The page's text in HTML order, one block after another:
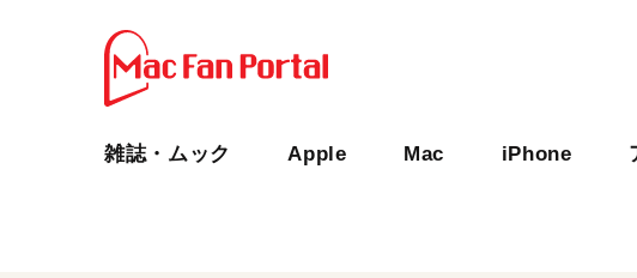
雑誌・ムック Apple Mac iPhone